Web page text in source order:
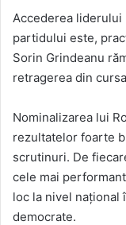
Accederea liderului
partidului este,
Sorin Grindeanu
retragerea din
Nominalizarea lui
rezultatelor foarte
scrutinuri. De
cele mai
loc la nivel național
democrate.